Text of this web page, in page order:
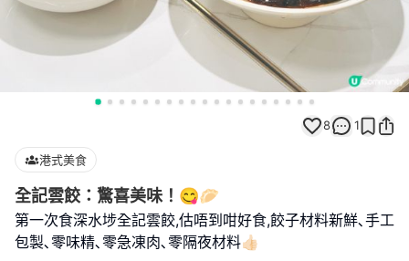
8 1
港式美食
全記雲餃：驚喜美味！😋🥟
第一次食深水埗全記雲餃,估唔到咁好食,餃子材料新鮮､手工
包製､零味精､零急凍肉､零隔夜材料👍🏻